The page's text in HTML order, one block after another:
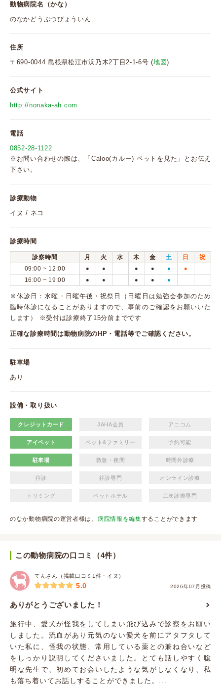
動物病院名（かな）
のなかどうぶつびょういん
住所
〒690-0044 島根県松江市浜乃木2丁目2-1-6号 (地図)
公式サイト
http://nonaka-ah.com
電話
0852-28-1122
※お問い合わせの際は、「Caloo(カルー) ペットを見た」とお伝え
下さい。
診療動物
イヌ / ネコ
診療時間
診察時間 月 火 水 木 金 土 日
祝
09:00 ~ 12:00
● ● ● ● ● ●
16:00 ~ 19:00 ● ● ● ● ●
※休診日：水曜・日曜午後・祝祭日（日曜日は勉強会参加のため
臨時休診になることがありますので、事前のご確認をお願いいた
します） ※受付は診療終了15分前までです
正確な診療時間は動物病院のHP・電話等でご確認ください。
駐車場
あり
設備・取り扱い
クレジットカード JAHA会員 アニコム
アイペット ペット&ファミリー 予約可能
駐車場 救急・夜間 時間外診療
往診 往診専門 オンライン診療
トリミング ペットホテル 二次診療専門
のなか動物病院の運営者様は、 病院情報を編集することができます
この動物病院の口コミ（4件）
てんさん（掲載口コミ1件・イヌ）
2026年07月投稿
5.0
ありがとうございました！
旅行中、愛犬が怪我をしてしまい飛び込みで診察をお願い
しました。流血があり元気のない愛犬を前にアタフタして
いた私に、怪我の状態、常用している薬との兼ね合いなど
をしっかり説明してくださいました。とても話しやすく聡
明な先生で、初めてお会いしたような気がしなくなり、私
も落ち着いてお話しすることができました。...